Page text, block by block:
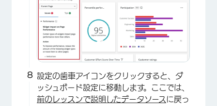
設定の歯車アイコンをクリックすると、ダ
ッシュボード設定に移動します。ここでは、
前のレッスンで説明したデータソース に戻っ